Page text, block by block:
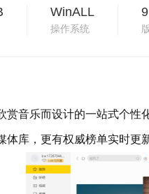
WinALL
操作系统
赏音乐而设计的一站式个性
体库，更有权威榜单实时更